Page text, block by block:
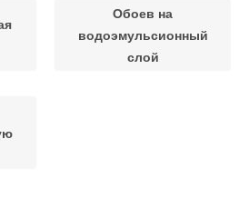
Обоев на
водоэмульсионный
слой